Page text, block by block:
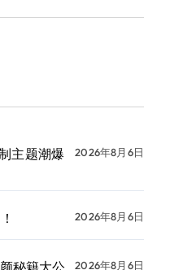
主题潮爆
2026年8月6日
2026年8月6日
秘籍大公
2026年8月6日